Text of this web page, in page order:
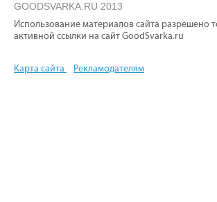
GOODSVARKA.RU 2013
Использование материалов сайта разрешено
активной ссылки на сайт GoodSvarka.ru
Карта сайта Рекламодателям